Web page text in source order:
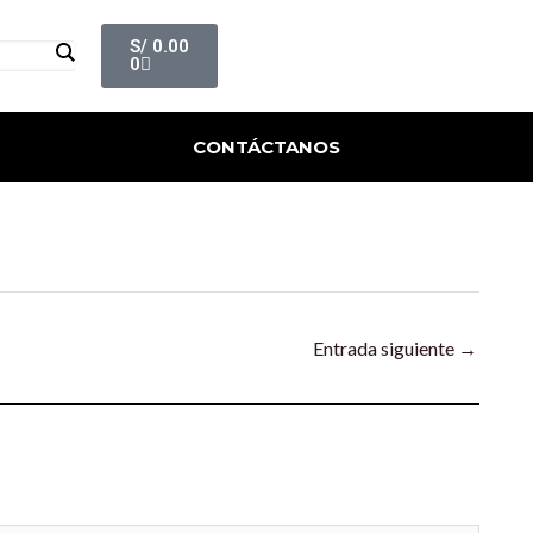
S/ 0.00
0
Cart
CONTÁCTANOS
Entrada siguiente →